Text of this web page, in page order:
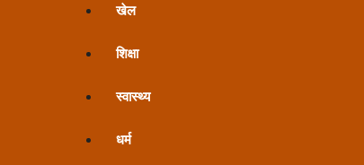
खेल
शिक्षा
स्वास्थ्य
धर्म